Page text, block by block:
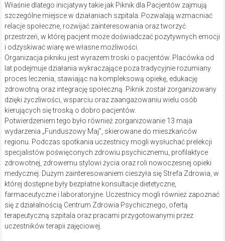
Właśnie dlatego inicjatywy takie jak Piknik dla Pacjentów zajmują
szczególne miejsce w działaniach szpitala. Pozwalają wzmacniać
relacje społeczne, rozwijać zainteresowania oraz tworzyć
przestrzeń, w której pacjent może doświadczać pozytywnych emocji
i odzyskiwać wiarę we własne możliwości.
Organizacja pikniku jest wyrazem troski o pacjentów. Placówka od
lat podejmuje działania wykraczające poza tradycyjnie rozumiany
proces leczenia, stawiając na kompleksową opiekę, edukację
zdrowotną oraz integrację społeczną. Piknik został zorganizowany
dzięki życzliwości, wsparciu oraz zaangażowaniu wielu osób
kierujących się troską o dobro pacjentów.
Potwierdzeniem tego było również zorganizowanie 13 maja
wydarzenia „Funduszowy Maj”, skierowane do mieszkańców
regionu. Podczas spotkania uczestnicy mogli wysłuchać prelekcji
specjalistów poświęconych zdrowiu psychicznemu, profilaktyce
zdrowotnej, zdrowemu stylowi życia oraz roli nowoczesnej opieki
medycznej. Dużym zainteresowaniem cieszyła się Strefa Zdrowia, w
której dostępne były bezpłatne konsultacje dietetyczne,
farmaceutyczne i laboratoryjne. Uczestnicy mogli również zapoznać
się z działalnością Centrum Zdrowia Psychicznego, ofertą
terapeutyczną szpitala oraz pracami przygotowanymi przez
uczestników terapii zajęciowej.